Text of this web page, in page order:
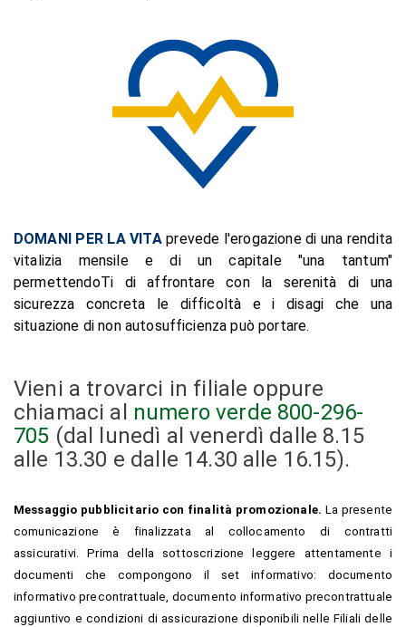
DOMANI PER LA VITAprevede l'erogazione di una rendita
vitalizia mensile e di un capitale "una tantum"
permettendoTi di affrontare con la serenità di una
sicurezza concreta le difficoltà e i disagi che una
situazione di non autosufficienza può portare.
Vieni a trovarci in filiale oppure
chiamaci al numero verde 800-296-
705 (dal lunedì al venerdì dalle 8.15
alle 13.30 e dalle 14.30 alle 16.15).
Messaggio pubblicitario con finalità promozionale. La presente
comunicazione è finalizzata al collocamento di contratti
assicurativi. Prima della sottoscrizione leggere attentamente i
documenti che compongono il set informativo: documento
informativo precontrattuale, documento informativo precontrattuale
aggiuntivo e condizioni di assicurazione disponibili nelle Filiali delle